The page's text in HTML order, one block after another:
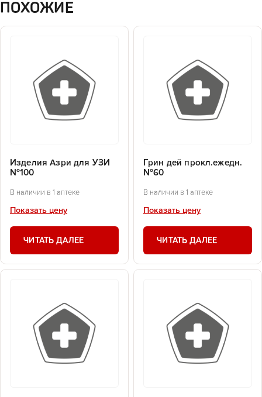
ПОХОЖИЕ
Изделия Азри для УЗИ
№100
В наличии в 1 аптеке
Показать цену
ЧИТАТЬ ДАЛЕЕ
Грин дей прокл.ежедн.
№60
В наличии в 1 аптеке
Показать цену
ЧИТАТЬ ДАЛЕЕ